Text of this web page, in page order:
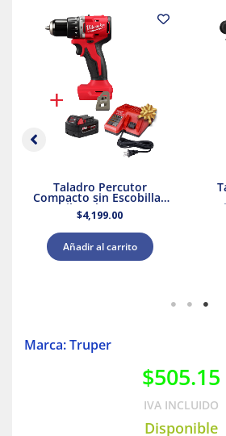
Taladro Percutor
Compacto sin Escobillas
M18 Milwaukee 3602-20 +
Kit Batería y Cargador
$4,199.00
Añadir al carrito
Marca: Truper
$505.15
IVA INCLUIDO
Disponible